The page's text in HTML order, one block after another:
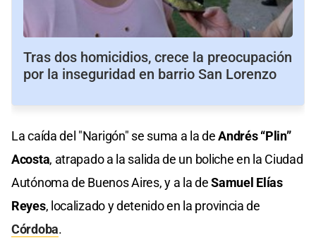
Tras dos homicidios, crece la preocupación
por la inseguridad en barrio San Lorenzo
La caída del "Narigón" se suma a la deAndrés “Plin”
Acosta, atrapado a la salida de un boliche en la Ciudad
Autónoma de Buenos Aires, y a la deSamuel Elías
Reyes, localizado y detenido en la provincia de
Córdoba.